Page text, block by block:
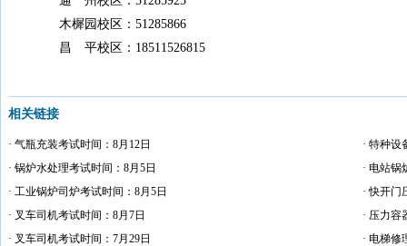
木樨园校区：51285866
昌 平校区：18511526815
相关链接
· 气瓶充装考试时间：8月12日
· 特种设
· 锅炉水处理考试时间：8月5日
· 电站锅
· 工业锅炉司炉考试时间：8月5日
· 快开门
· 叉车司机考试时间：8月7日
· 压力容
· 叉车司机考试时间：7月29日
· 电梯修